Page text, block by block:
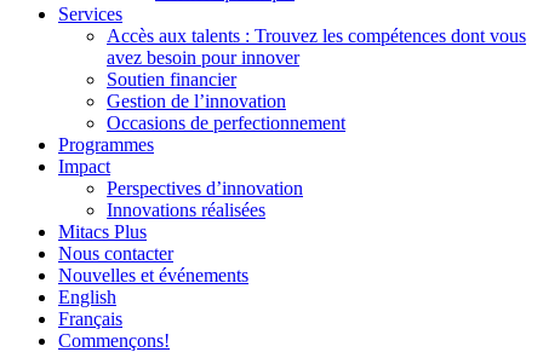
Services
Accès aux talents : Trouvez les compétences dont vous
avez besoin pour innover
Soutien financier
Gestion de l’innovation
Occasions de perfectionnement
Programmes
Impact
Perspectives d’innovation
Innovations réalisées
Mitacs Plus
Nous contacter
Nouvelles et événements
English
Français
Commençons!